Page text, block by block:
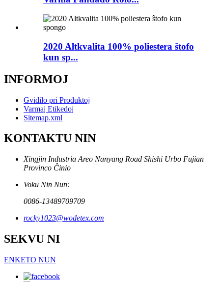
2020 Altkvalita 100% poliestera ŝtofo
kun sp...
INFORMOJ
Gvidilo pri Produktoj
Varmaj Etikedoj
Sitemap.xml
KONTAKTU NIN
Xingjin Industria Areo Nanyang Road Shishi Urbo Fujian
Provinco Ĉinio
Voku Nin Nun:
0086-13489709709
rocky1023@wodetex.com
SEKVU NI
ENKETO NUN